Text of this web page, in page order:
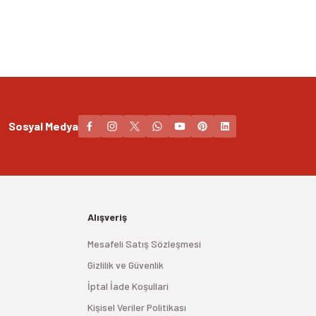
Sosyal Medya
Alışveriş
Mesafeli Satış Sözleşmesi
Gizlilik ve Güvenlik
İptal İade Koşullari
Kişisel Veriler Politikası